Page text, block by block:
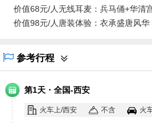
价值68元/人无线耳麦：兵马俑+华清
价值98元/人唐装体验：衣承盛唐风
参考行程
第1天 · 全国-西安
火车上/西安 不含 火